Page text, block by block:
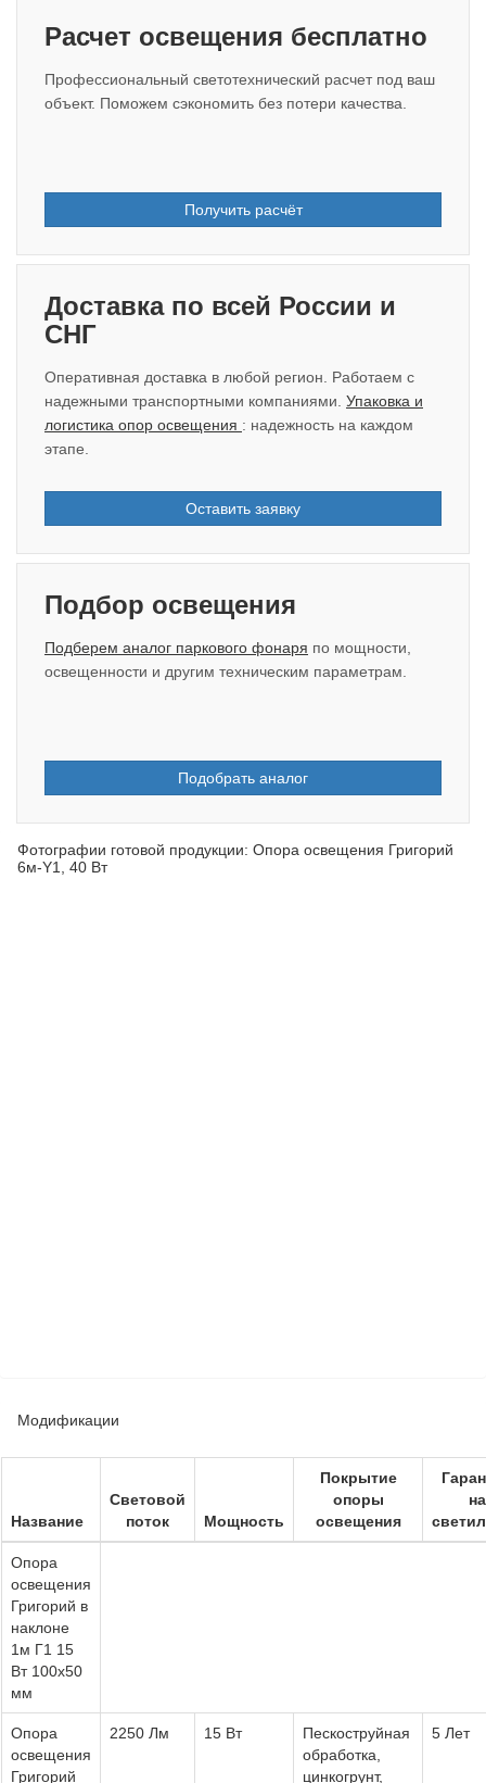
Расчет освещения бесплатно
Профессиональный светотехнический расчет под ваш
объект. Поможем сэкономить без потери качества.
Получить расчёт
Доставка по всей России и
СНГ
Оперативная доставка в любой регион. Работаем с
надежными транспортными компаниями. Упаковка и
логистика опор освещения : надежность на каждом
этапе.
Оставить заявку
Подбор освещения
Подберем аналог паркового фонаря по мощности,
освещенности и другим техническим параметрам.
Подобрать аналог
Фотографии готовой продукции: Опора освещения Григорий
6м-Y1, 40 Вт
Модификации
Название
Световой
поток
Мощность
Покрытие
опоры
освещения
на
Опора
освещения
Григорий в
наклоне
1м Г1 15
Вт 100х50
мм
Опора
освещения
Григорий
2250 Лм 15 Вт
Пескоструйная
обработка,
цинкогрунт,
5 Лет